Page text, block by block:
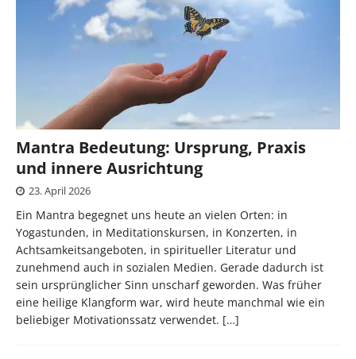
Mantra Bedeutung: Ursprung, Praxis
und innere Ausrichtung
23. April 2026
Ein Mantra begegnet uns heute an vielen Orten: in
Yogastunden, in Meditationskursen, in Konzerten, in
Achtsamkeitsangeboten, in spiritueller Literatur und
zunehmend auch in sozialen Medien. Gerade dadurch ist
sein ursprünglicher Sinn unscharf geworden. Was früher
eine heilige Klangform war, wird heute manchmal wie ein
beliebiger Motivationssatz verwendet. […]